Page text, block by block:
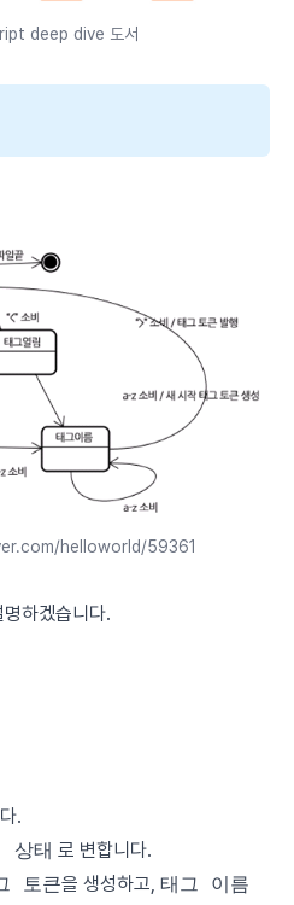
deep dive 도서
helloworld/59361
하겠습니다.
.
상태 로 변합니다.
토큰을 생성하고, 태그 이름